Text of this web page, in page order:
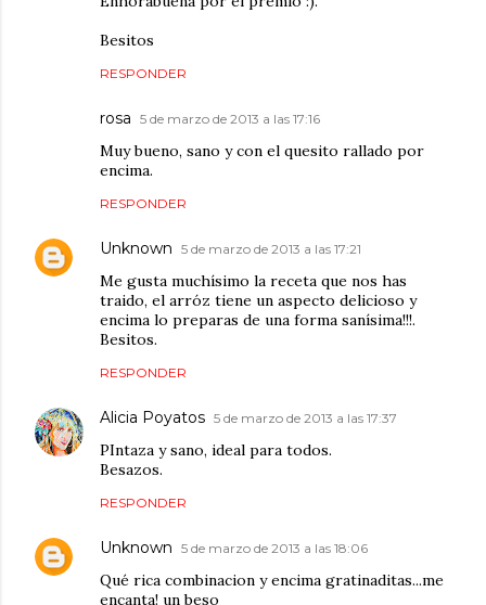
Besitos
RESPONDER
rosa 5 de marzo de 2013 a las 17:16
Muy bueno, sano y con el quesito rallado por
encima.
RESPONDER
Unknown 5 de marzo de 2013 a las 17:21
Me gusta muchísimo la receta que nos has
traido, el arróz tiene un aspecto delicioso y
encima lo preparas de una forma sanísima!!!.
Besitos.
RESPONDER
Alicia Poyatos 5 de marzo de 2013 a las 17:37
PIntaza y sano, ideal para todos.
Besazos.
RESPONDER
Unknown 5 de marzo de 2013 a las 18:06
Qué rica combinacion y encima gratinaditas...me
encanta! un beso